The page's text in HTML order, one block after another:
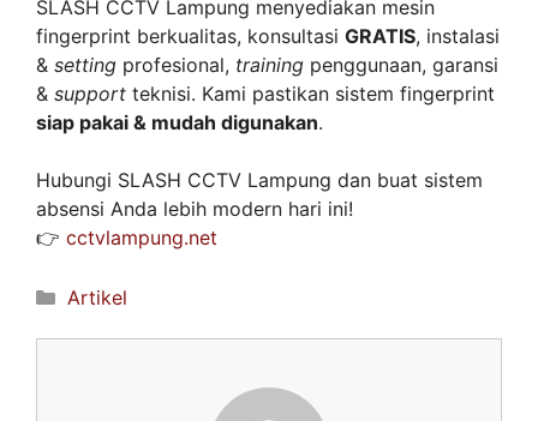
SLASH CCTV Lampung menyediakan mesin
fingerprint berkualitas, konsultasi GRATIS, instalasi
& setting profesional, training penggunaan, garansi
& support teknisi. Kami pastikan sistem fingerprint
siap pakai & mudah digunakan.
Hubungi SLASH CCTV Lampung dan buat sistem
absensi Anda lebih modern hari ini!
👉 cctvlampung.net
Artikel